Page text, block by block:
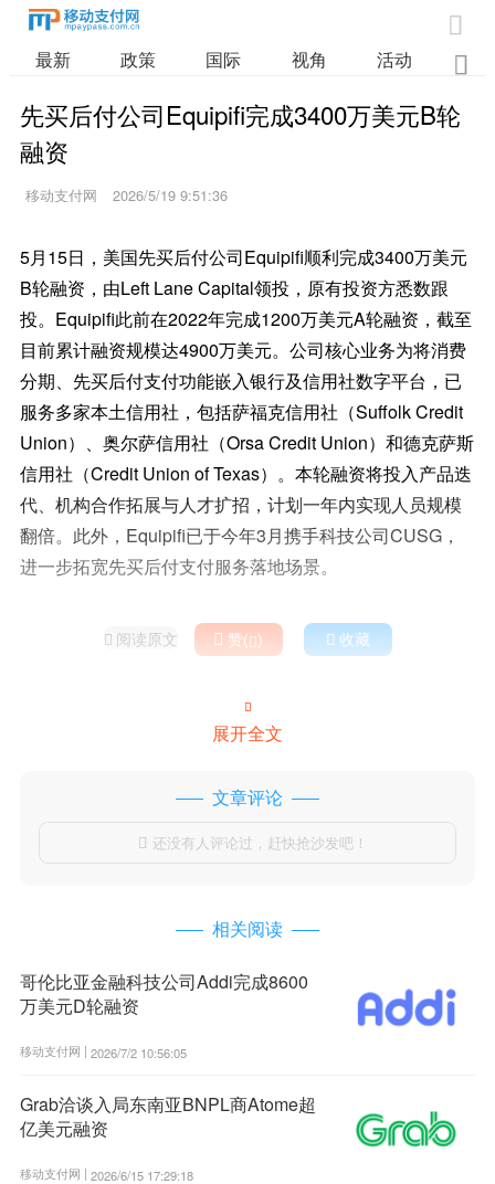

最新 政策 国际 视角 活动 业

先买后付公司Equipifi完成3400万美元B轮
融资
移动支付网 2026/5/19 9:51:36
5月15日，美国先买后付公司Equipifi顺利完成3400万美元
B轮融资，由Left Lane Capital领投，原有投资方悉数跟
投。Equipifi此前在2022年完成1200万美元A轮融资，截至
目前累计融资规模达4900万美元。公司核心业务为将消费
分期、先买后付支付功能嵌入银行及信用社数字平台，已
服务多家本土信用社，包括萨福克信用社（Suffolk Credit
Union）、奥尔萨信用社（Orsa Credit Union）和德克萨斯
信用社（Credit Union of Texas）。本轮融资将投入产品迭
代、机构合作拓展与人才扩招，计划一年内实现人员规模
翻倍。此外，Equipifi已于今年3月携手科技公司CUSG，
进一步拓宽先买后付支付服务落地场景。
 阅读原文  赞()  收藏

展开全文
文章评论
 还没有人评论过，赶快抢沙发吧！
相关阅读
哥伦比亚金融科技公司Addi完成8600
万美元D轮融资
移动支付网 | 2026/7/2 10:56:05
Grab洽谈入局东南亚BNPL商Atome超
亿美元融资
移动支付网 | 2026/6/15 17:29:18